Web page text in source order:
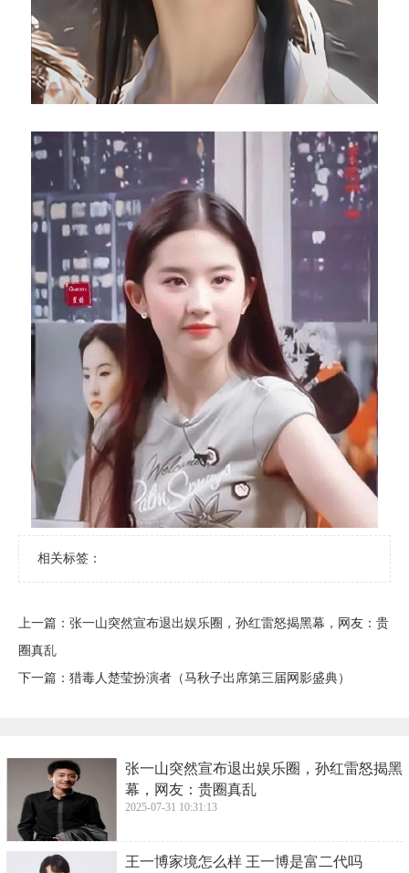
相关标签：
上一篇： ​张一山突然宣布退出娱乐圈，孙红雷怒揭黑幕，网友：贵
圈真乱
下一篇： ​猎毒人楚莹扮演者（马秋子出席第三届网影盛典）
​张一山突然宣布退出娱乐圈，孙红雷怒揭黑
幕，网友：贵圈真乱
2025-07-31 10:31:13
​王一博家境怎么样 王一博是富二代吗